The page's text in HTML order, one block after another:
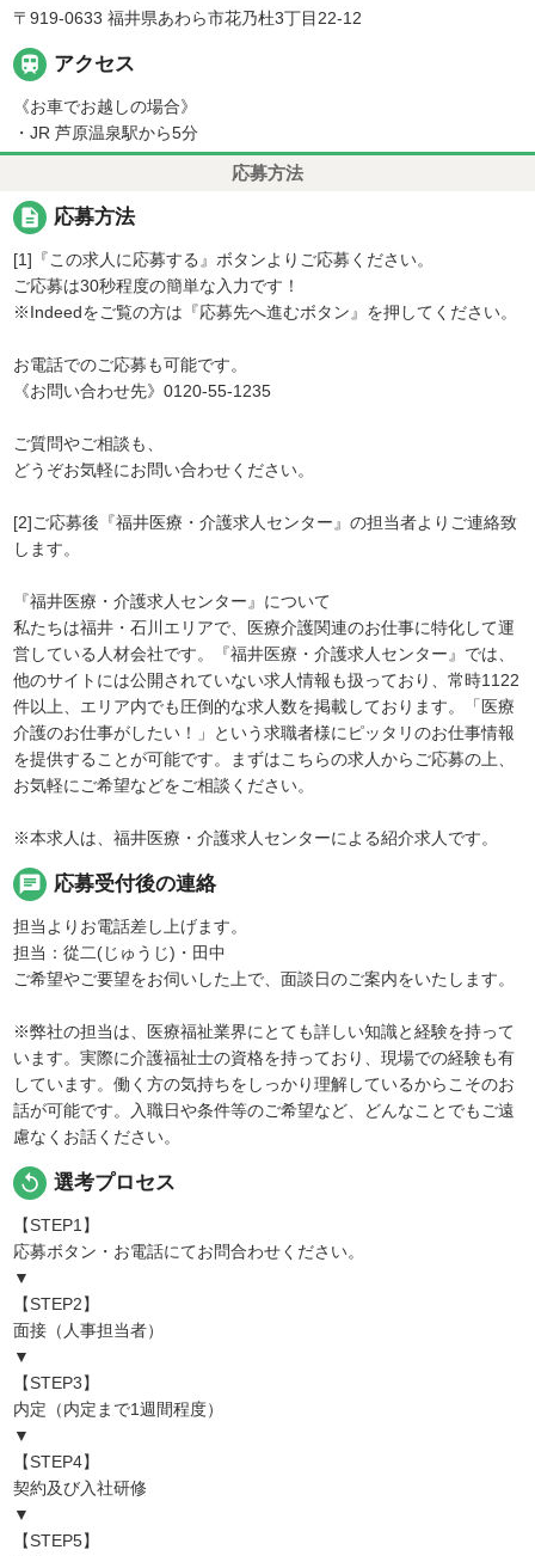
〒919-0633 福井県あわら市花乃杜3丁目22-12
 アクセス
《お車でお越しの場合》
・JR 芦原温泉駅から5分
応募方法
description 応募方法
[1]『この求人に応募する』ボタンよりご応募ください。
ご応募は30秒程度の簡単な入力です！
※Indeedをご覧の方は『応募先へ進むボタン』を押してください。
お電話でのご応募も可能です。
《お問い合わせ先》0120-55-1235
ご質問やご相談も、
どうぞお気軽にお問い合わせください。
[2]ご応募後『福井医療・介護求人センター』の担当者よりご連絡致
します。
『福井医療・介護求人センター』について
私たちは福井・石川エリアで、医療介護関連のお仕事に特化して運
営している人材会社です。『福井医療・介護求人センター』では、
他のサイトには公開されていない求人情報も扱っており、常時1122
件以上、エリア内でも圧倒的な求人数を掲載しております。「医療
介護のお仕事がしたい！」という求職者様にピッタリのお仕事情報
を提供することが可能です。まずはこちらの求人からご応募の上、
お気軽にご希望などをご相談ください。
※本求人は、福井医療・介護求人センターによる紹介求人です。
chat 応募受付後の連絡
担当よりお電話差し上げます。
担当：從二(じゅうじ)・田中
ご希望やご要望をお伺いした上で、面談日のご案内をいたします。
※弊社の担当は、医療福祉業界にとても詳しい知識と経験を持って
います。実際に介護福祉士の資格を持っており、現場での経験も有
しています。働く方の気持ちをしっかり理解しているからこそのお
話が可能です。入職日や条件等のご希望など、どんなことでもご遠
慮なくお話ください。
replay 選考プロセス
【STEP1】
応募ボタン・お電話にてお問合わせください。
▼
【STEP2】
面接（人事担当者）
▼
【STEP3】
内定（内定まで1週間程度）
▼
【STEP4】
契約及び入社研修
▼
【STEP5】